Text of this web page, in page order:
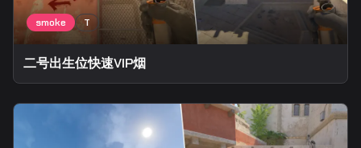
二号出生位快速VIP烟